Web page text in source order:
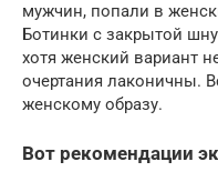
мужчин, попали в
Ботинки с закрытой
хотя женский вариант
очертания лаконичны.
женскому образу.
Вот рекомендации